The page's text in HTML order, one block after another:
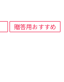
贈答用おすすめ